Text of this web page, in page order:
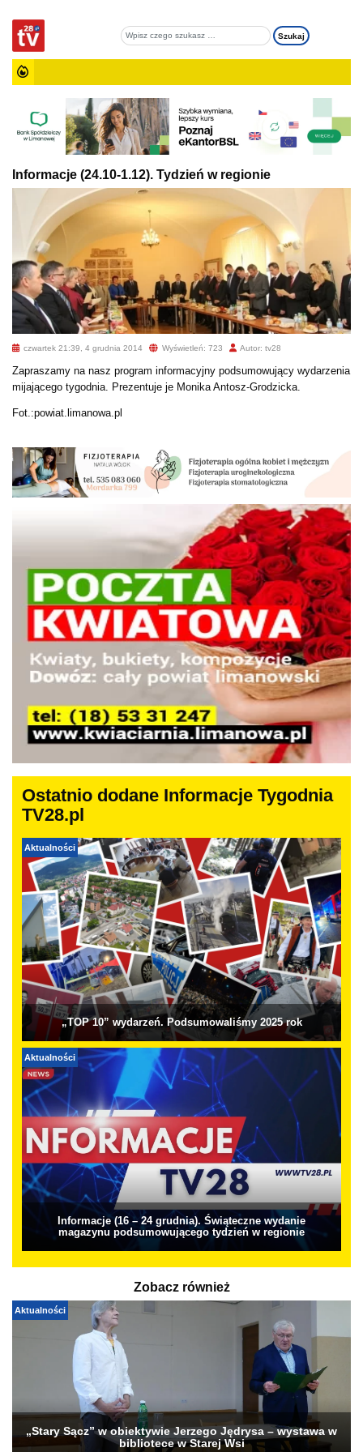
Informacje (24.10-1.12). Tydzień w regionie
czwartek 21:39, 4 grudnia 2014 Wyświetleń: 723 Autor: tv28
Zapraszamy na nasz program informacyjny podsumowujący wydarzenia
mijającego tygodnia. Prezentuje je Monika Antosz-Grodzicka.
Fot.:powiat.limanowa.pl
Ostatnio dodane Informacje Tygodnia
TV28.pl
Aktualności
„TOP 10” wydarzeń. Podsumowaliśmy 2025 rok
Aktualności
Informacje (16 – 24 grudnia). Świąteczne wydanie
magazynu podsumowującego tydzień w regionie
Zobacz również
Aktualności
„Stary Sącz” w obiektywie Jerzego Jędrysa – wystawa w
bibliotece w Starej Wsi